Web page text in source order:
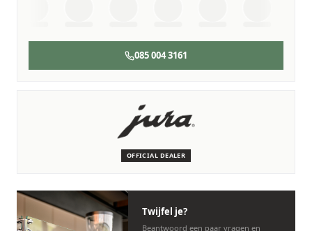
085 004 3161
OFFICIAL DEALER
Wij staan voor je klaar
Deskundige monteurs die verstand hebben van JURA
Persoonlijk, snel en zonder gedoe.
Twijfel je?
Beantwoord een paar vragen en